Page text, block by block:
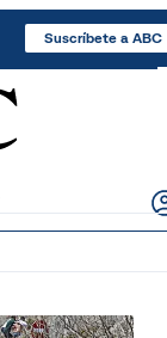
Suscríbete a ABC